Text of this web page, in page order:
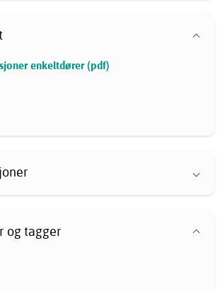
enkeltdører (pdf)
og tagger